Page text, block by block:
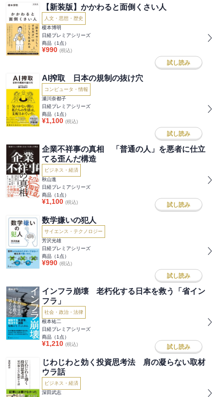
【新装版】かかわると面倒くさい人
人文・思想・歴史
榎本博明
日経プレミアシリーズ
商品（1 点）
¥990 (税込)
試し読み
AI搾取 日本の規制の抜け穴
コンピュータ・情報
瀬川奈都子
日経プレミアシリーズ
商品（1 点）
¥1,100 (税込)
試し読み
企業不祥事の真相 「普通の人」を悪者に仕立
てる歪んだ構造
ビジネス・経済
秋山進
日経プレミアシリーズ
商品（1 点）
¥1,100 (税込) 試し読み
数学嫌いの犯人
サイエンス・テクノロジー
芳沢光雄
日経プレミアシリーズ
商品（1 点）
¥990 (税込)
試し読み
インフラ崩壊 老朽化する日本を救う「省イン
フラ」
社会・政治・法律
根本祐二
日経プレミアシリーズ
商品（1 点）
¥1,210 (税込) 試し読み
じわじわと効く投資思考法 肩の凝らない取材
ウラ話
ビジネス・経済
深田武志